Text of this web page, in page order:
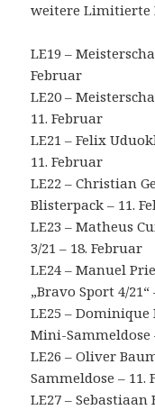
weitere Limitierte
LE19 –
Februar
LE20 –
11. Februar
LE21 – Felix
11. Februar
LE22 – Christian
Blisterpack – 11.
LE23 – Matheus
3/21 – 18. Februar
LE24 – Manuel
„Bravo Sport 4/21“
LE25 –
Mini-Sammeldose
LE26 – Oliver
Sammeldose – 11.
LE27 –